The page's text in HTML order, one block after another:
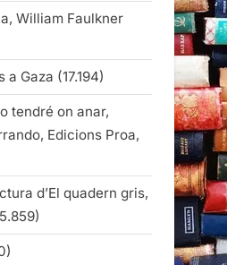
William Faulkner
a Gaza (17.194)
tendré on anar,
Edicions Proa,
d’El quadern gris,